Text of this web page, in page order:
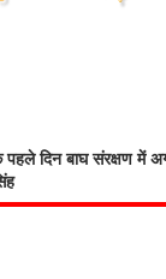
दिन बाघ संरक्षण में